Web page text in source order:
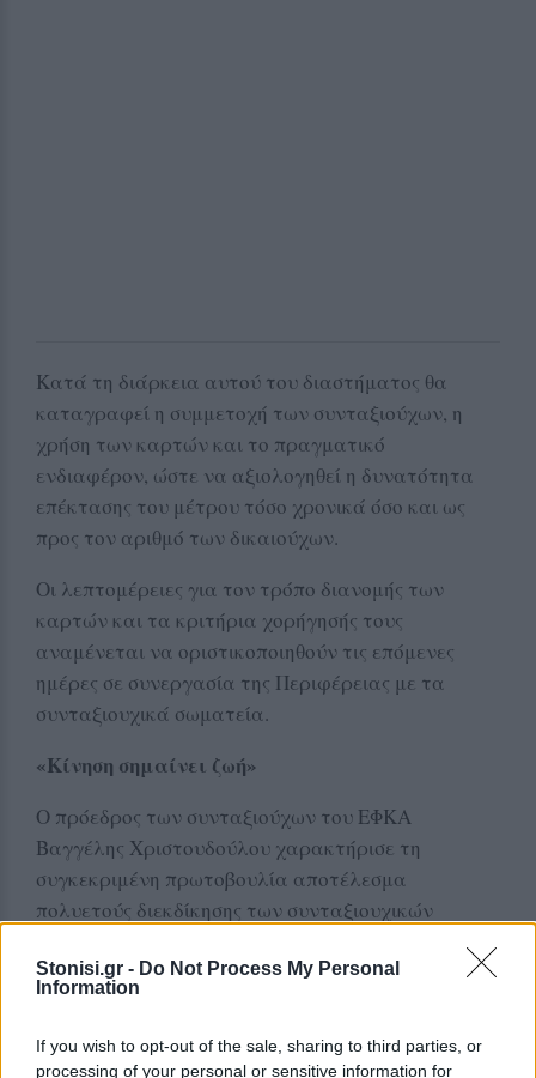
Stonisi.gr - Do Not Process My Personal
Information
If you wish to opt-out of the sale, sharing to third parties, or
processing of your personal or sensitive information for
Κατά τη διάρκεια αυτού του διαστήματος θα
καταγραφεί η συμμετοχή των συνταξιούχων, η
χρήση των καρτών και το πραγματικό
ενδιαφέρον, ώστε να αξιολογηθεί η δυνατότητα
επέκτασης του μέτρου τόσο χρονικά όσο και ως
προς τον αριθμό των δικαιούχων.
Οι λεπτομέρειες για τον τρόπο διανομής των
καρτών και τα κριτήρια χορήγησής τους
αναμένεται να οριστικοποιηθούν τις επόμενες
ημέρες σε συνεργασία της Περιφέρειας με τα
συνταξιουχικά σωματεία.
«Κίνηση σημαίνει ζωή»
Ο πρόεδρος των συνταξιούχων του ΕΦΚΑ
Βαγγέλης Χριστουδούλου χαρακτήρισε τη
συγκεκριμένη πρωτοβουλία αποτέλεσμα
πολυετούς διεκδίκησης των συνταξιουχικών
οργανώσεων και τόνισε ότι, παρά το γεγονός ότι
δεν λύνει τα συνολικά οικονομικά προβλήματα
των συνταξιούχων, αποτελεί μια σημαντική
ανάσα για μια κοινωνική ομάδα που έχει δεχθεί
ισχυρές πιέσεις τα τελευταία χρόνια λόγω της